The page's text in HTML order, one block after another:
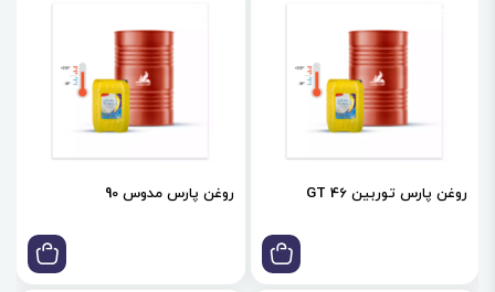
روغن پارس توربین GT 46 روغن پارس مدوس 90